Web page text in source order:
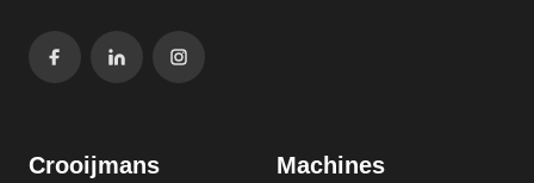
Crooijmans Machines